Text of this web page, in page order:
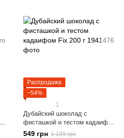
Распродажа
−54%
1
Дубайский шоколад с
фисташкой и тестом кадаифом
Fix 200 г
549 грн 1 199 грн